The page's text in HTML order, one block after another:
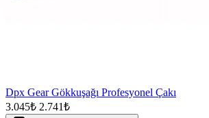
Dpx Gear Gökkuşağı Profesyonel Çakı
3.045₺ 2.741₺